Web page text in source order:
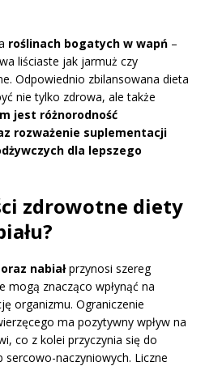
roślinach bogatych w wapń –
liściaste jak jarmuż czy
Odpowiednio zbilansowana dieta
nie tylko zdrowa, ale także
jest różnorodność
rozważenie suplementacji
dla lepszego
zdrowotne diety
nabiałprzynosi szereg
znacząco wpłynąć na
organizmu. Ograniczenie
ma pozytywny wpływ na
co z kolei przyczynia się do
sercowo-naczyniowych. Liczne